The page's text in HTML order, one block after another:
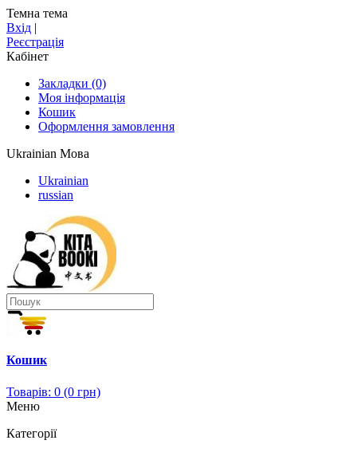
Темна тема
Вхід |
Реєстрація
Кабінет
Закладки (0)
Моя інформація
Кошик
Оформлення замовлення
Ukrainian Мова
Ukrainian
russian
Кошик
Товарів: 0 (0 грн)
Меню
Категорії